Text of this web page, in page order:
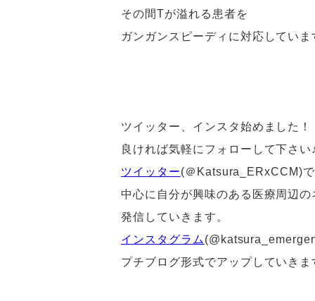
その間Tが溢れる患者を
ガンガンスピーディに対応していま
ツイッター、インスタ始めました！
良ければ気軽にフォローして下さい
ツイッター(＠Katsura_ERxCCM)
中心に自分が興味のある医療周辺の
発信していきます。
インスタグラム
プチブログ形式でアップしていきま